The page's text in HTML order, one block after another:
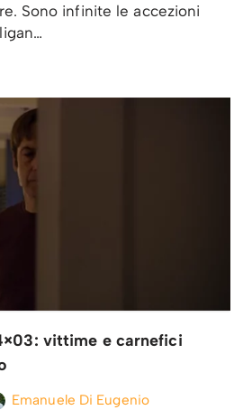
Sono infinite le accezioni
vittime e carnefici
Emanuele Di Eugenio